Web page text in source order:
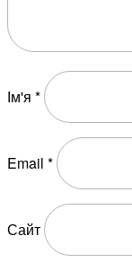
Ім'я *
Email *
Сайт